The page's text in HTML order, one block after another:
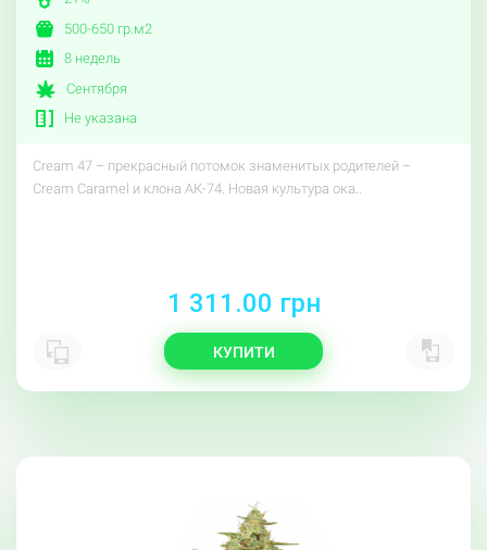
500-650 гр.м2
8 недель
Сентября
Не указана
Cream 47 – прекрасный потомок знаменитых родителей –
Cream Caramel и клона АК-74. Новая культура ока..
1 311.00 грн
КУПИТИ